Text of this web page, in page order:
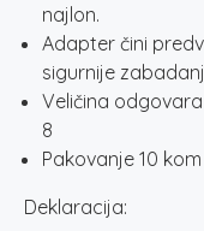
najlon.
Adapter čini
sigurnije
Veličina
8
Pakovanje 10 kom
Deklaracija: